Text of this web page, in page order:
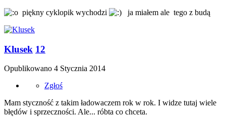
piękny cyklopik wychodzi
ja miałem ale tego z budą
Klusek 12
Opublikowano 4 Stycznia 2014
Zgłoś
Mam styczność z takim ładowaczem rok w rok. I widze tutaj wiele
błędów i sprzeczności. Ale... róbta co chceta.